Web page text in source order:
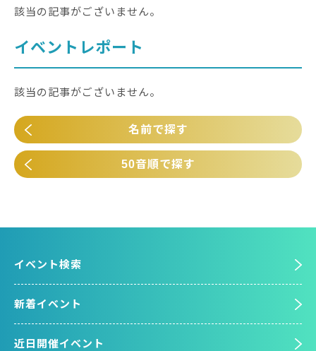
該当の記事がございません。
イベントレポート
該当の記事がございません。
名前で探す
50音順で探す
イベント検索
新着イベント
近日開催イベント